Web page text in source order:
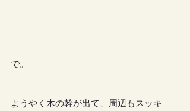
で。
ようやく木の幹が出て、周辺もスッキ